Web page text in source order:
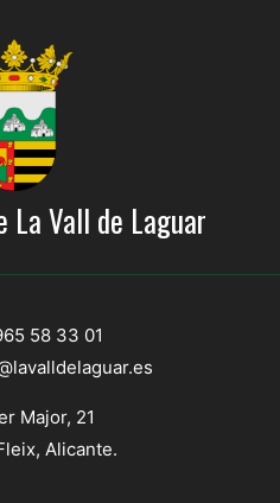
La Vall de Laguar
58 33 01
Major, 21
Alicante.